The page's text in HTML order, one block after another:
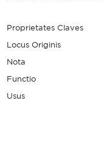
Proprietates Claves
Locus Originis
Nota
Functio
Usus